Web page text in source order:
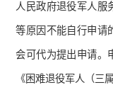
人民政府退役军人服
等原因不能自行申请
会可代为提出申请。
《困难退役军人（三